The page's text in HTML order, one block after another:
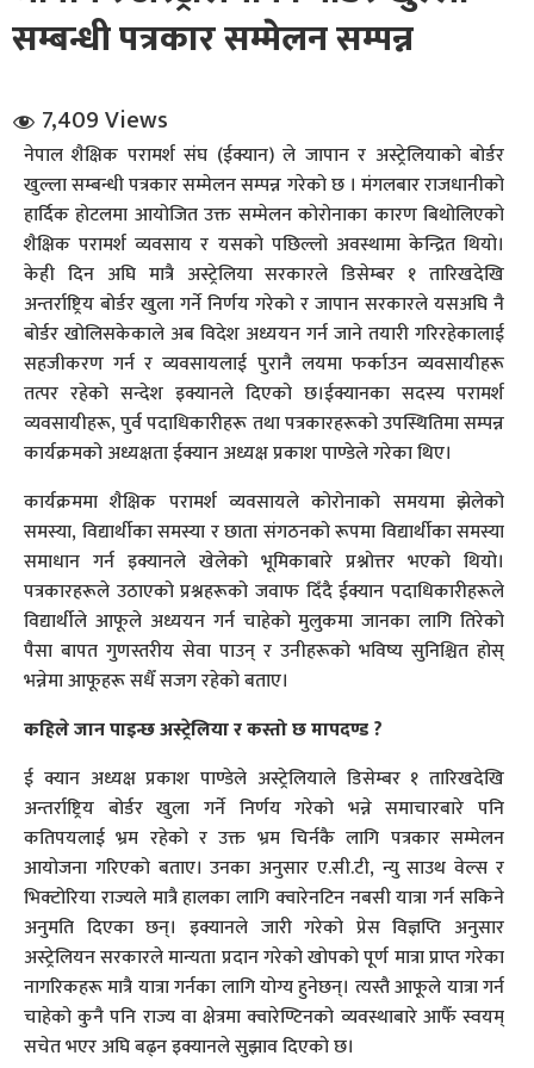
संवाद
सम्बन्धी पत्रकार सम्मेलन सम्पन्न
7,409 Views
नेपाल शैक्षिक परामर्श संघ (ईक्यान) ले जापान र अस्ट्रेलियाको बोर्डर
खुल्ला सम्बन्धी पत्रकार सम्मेलन सम्पन्न गरेको छ । मंगलबार राजधानीको
हार्दिक होटलमा आयोजित उक्त सम्मेलन कोरोनाका कारण बिथोलिएको
शैक्षिक परामर्श व्यवसाय र यसको पछिल्लो अवस्थामा केन्द्रित थियो।
केही दिन अघि मात्रै अस्ट्रेलिया सरकारले डिसेम्बर १ तारिखदेखि
अन्तर्राष्ट्रिय बोर्डर खुला गर्ने निर्णय गरेको र जापान सरकारले यसअघि नै
बोर्डर खोलिसकेकाले अब विदेश अध्ययन गर्न जाने तयारी गरिरहेकालाई
सहजीकरण गर्न र व्यवसायलाई पुरानै लयमा फर्काउन व्यवसायीहरू
तत्पर रहेको सन्देश इक्यानले दिएको छ।ईक्यानका सदस्य परामर्श
व्यवसायीहरू, पुर्व पदाधिकारीहरू तथा पत्रकारहरूको उपस्थितिमा सम्पन्न
कार्यक्रमको अध्यक्षता ईक्यान अध्यक्ष प्रकाश पाण्डेले गरेका थिए।
कार्यक्रममा शैक्षिक परामर्श व्यवसायले कोरोनाको समयमा झेलेको
समस्या, विद्यार्थीका समस्या र छाता संगठनको रूपमा विद्यार्थीका समस्या
समाधान गर्न इक्यानले खेलेको भूमिकाबारे प्रश्नोत्तर भएको थियो।
पत्रकारहरूले उठाएको प्रश्नहरूको जवाफ दिँदै ईक्यान पदाधिकारीहरूले
विद्यार्थीले आफूले अध्ययन गर्न चाहेको मुलुकमा जानका लागि तिरेको
पैसा बापत गुणस्तरीय सेवा पाउन् र उनीहरूको भविष्य सुनिश्चित होस्
भन्नेमा आफूहरू सधैँ सजग रहेको बताए।
कहिले जान पाइन्छ अस्ट्रेलिया र कस्तो छ मापदण्ड ?
ई क्यान अध्यक्ष प्रकाश पाण्डेले अस्ट्रेलियाले डिसेम्बर १ तारिखदेखि
अन्तर्राष्ट्रिय बोर्डर खुला गर्ने निर्णय गरेको भन्ने समाचारबारे पनि
कतिपयलाई भ्रम रहेको र उक्त भ्रम चिर्नकै लागि पत्रकार सम्मेलन
आयोजना गरिएको बताए। उनका अनुसार ए.सी.टी, न्यु साउथ वेल्स र
भिक्टोरिया राज्यले मात्रै हालका लागि क्वारेनटिन नबसी यात्रा गर्न सकिने
अनुमति दिएका छन्। इक्यानले जारी गरेको प्रेस विज्ञप्ति अनुसार
अस्ट्रेलियन सरकारले मान्यता प्रदान गरेको खोपको पूर्ण मात्रा प्राप्त गरेका
नागरिकहरू मात्रै यात्रा गर्नका लागि योग्य हुनेछन्। त्यस्तै आफूले यात्रा गर्न
चाहेको कुनै पनि राज्य वा क्षेत्रमा क्वारेण्टिनको व्यवस्थाबारे आफैँ स्वयम्
सचेत भएर अघि बढ्न इक्यानले सुझाव दिएको छ।